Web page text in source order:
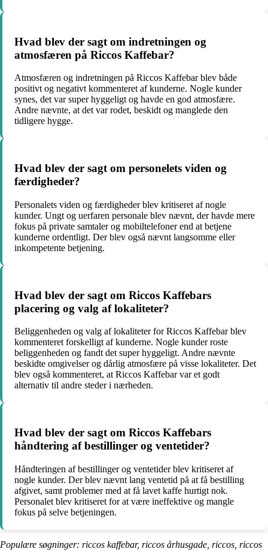
Hvad blev der sagt om indretningen og
atmosfæren på Riccos Kaffebar?
Atmosfæren og indretningen på Riccos Kaffebar blev både
positivt og negativt kommenteret af kunderne. Nogle kunder
synes, det var super hyggeligt og havde en god atmosfære.
Andre nævnte, at det var rodet, beskidt og manglede den
tidligere hygge.
Hvad blev der sagt om personelets viden og
færdigheder?
Personalets viden og færdigheder blev kritiseret af nogle
kunder. Ungt og uerfaren personale blev nævnt, der havde mere
fokus på private samtaler og mobiltelefoner end at betjene
kunderne ordentligt. Der blev også nævnt langsomme eller
inkompetente betjening.
Hvad blev der sagt om Riccos Kaffebars
placering og valg af lokaliteter?
Beliggenheden og valg af lokaliteter for Riccos Kaffebar blev
kommenteret forskelligt af kunderne. Nogle kunder roste
beliggenheden og fandt det super hyggeligt. Andre nævnte
beskidte omgivelser og dårlig atmosfære på visse lokaliteter. Det
blev også kommenteret, at Riccos Kaffebar var et godt
alternativ til andre steder i nærheden.
Hvad blev der sagt om Riccos Kaffebars
håndtering af bestillinger og ventetider?
Håndteringen af bestillinger og ventetider blev kritiseret af
nogle kunder. Der blev nævnt lang ventetid på at få bestilling
afgivet, samt problemer med at få lavet kaffe hurtigt nok.
Personalet blev kritiseret for at være ineffektive og mangle
fokus på selve betjeningen.
Populære søgninger: riccos kaffebar, riccos århusgade, riccos, riccos